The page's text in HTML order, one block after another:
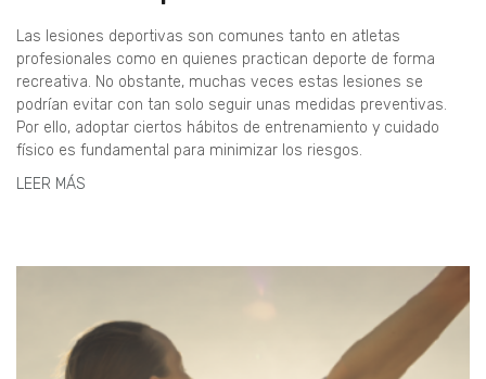
Las lesiones deportivas son comunes tanto en atletas
profesionales como en quienes practican deporte de forma
recreativa. No obstante, muchas veces estas lesiones se
podrían evitar con tan solo seguir unas medidas preventivas.
Por ello, adoptar ciertos hábitos de entrenamiento y cuidado
físico es fundamental para minimizar los riesgos.
LEER MÁS